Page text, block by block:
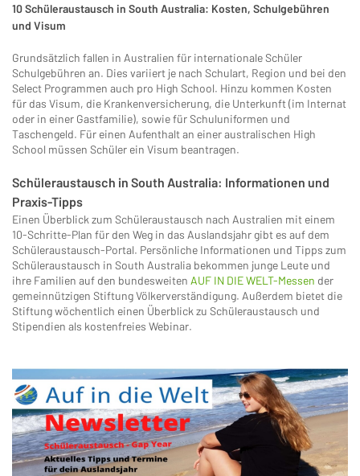
10 Schüleraustausch in South Australia: Kosten, Schulgebühren
und Visum
Grundsätzlich fallen in Australien für internationale Schüler
Schulgebühren an. Dies variiert je nach Schulart, Region und bei den
Select Programmen auch pro High School. Hinzu kommen Kosten
für das Visum, die Krankenversicherung, die Unterkunft (im Internat
oder in einer Gastfamilie), sowie für Schuluniformen und
Taschengeld. Für einen Aufenthalt an einer australischen High
School müssen Schüler ein Visum beantragen.
Schüleraustausch in South Australia: Informationen und
Praxis-Tipps
Einen Überblick zum Schüleraustausch nach Australien mit einem
10-Schritte-Plan für den Weg in das Auslandsjahr gibt es auf dem
Schüleraustausch-Portal. Persönliche Informationen und Tipps zum
Schüleraustausch in South Australia bekommen junge Leute und
ihre Familien auf den bundesweiten AUF IN DIE WELT-Messen der
gemeinnützigen Stiftung Völkerverständigung. Außerdem bietet die
Stiftung wöchentlich einen Überblick zu Schüleraustausch und
Stipendien als kostenfreies Webinar.